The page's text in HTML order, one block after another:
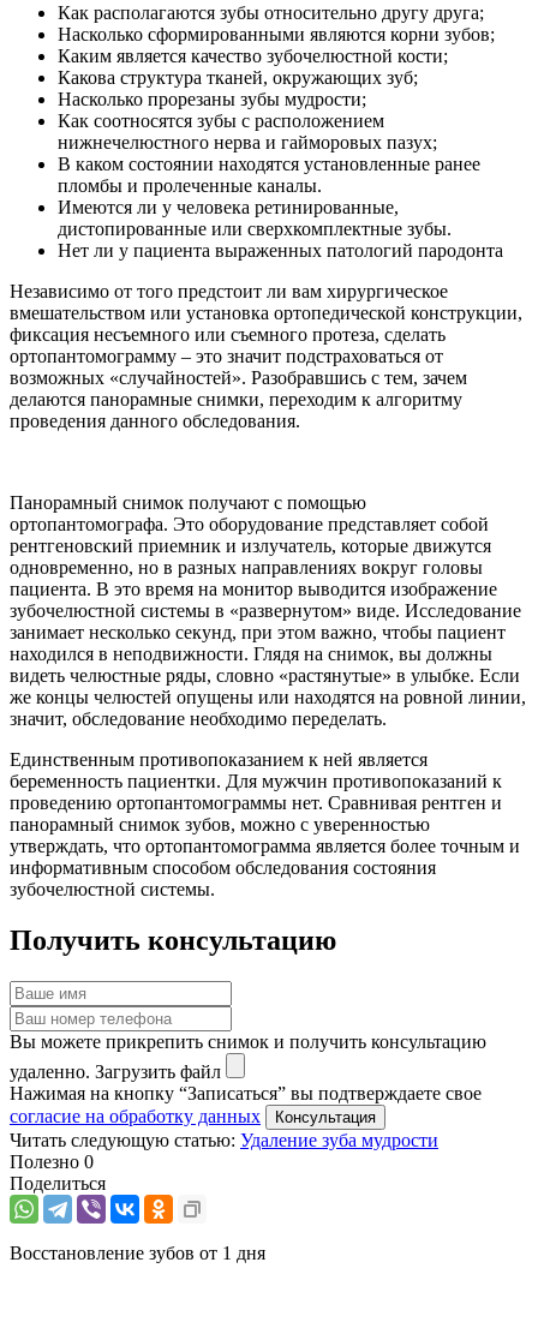
Как располагаются зубы относительно другу друга;
Насколько сформированными являются корни зубов;
Каким является качество зубочелюстной кости;
Какова структура тканей, окружающих зуб;
Насколько прорезаны зубы мудрости;
Как соотносятся зубы с расположением
нижнечелюстного нерва и гайморовых пазух;
В каком состоянии находятся установленные ранее
пломбы и пролеченные каналы.
Имеются ли у человека ретинированные,
дистопированные или сверхкомплектные зубы.
Нет ли у пациента выраженных патологий пародонта
Независимо от того предстоит ли вам хирургическое
вмешательством или установка ортопедической конструкции,
фиксация несъемного или съемного протеза, сделать
ортопантомограмму – это значит подстраховаться от
возможных «случайностей». Разобравшись с тем, зачем
делаются панорамные снимки, переходим к алгоритму
проведения данного обследования.
Панорамный снимок получают с помощью
ортопантомографа. Это оборудование представляет собой
рентгеновский приемник и излучатель, которые движутся
одновременно, но в разных направлениях вокруг головы
пациента. В это время на монитор выводится изображение
зубочелюстной системы в «развернутом» виде. Исследование
занимает несколько секунд, при этом важно, чтобы пациент
находился в неподвижности. Глядя на снимок, вы должны
видеть челюстные ряды, словно «растянутые» в улыбке. Если
же концы челюстей опущены или находятся на ровной линии,
значит, обследование необходимо переделать.
Единственным противопоказанием к ней является
беременность пациентки. Для мужчин противопоказаний к
проведению ортопантомограммы нет. Сравнивая рентген и
панорамный снимок зубов, можно с уверенностью
утверждать, что ортопантомограмма является более точным и
информативным способом обследования состояния
зубочелюстной системы.
Получить консультацию
Вы можете прикрепить снимок и получить консультацию
удаленно. Загрузить файл
Нажимая на кнопку “Записаться” вы подтверждаете свое
согласие на обработку данных
Читать следующую статью: Удаление зуба мудрости
Полезно 0
Поделиться
Восстановление зубов от 1 дня